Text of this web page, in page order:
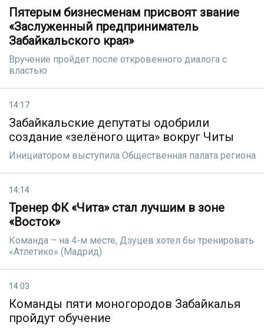
Пятерым бизнесменам присвоят звание
«Заслуженный предприниматель
Забайкальского края»
Вручение пройдет после откровенного диалога с
властью
14:17
Забайкальские депутаты одобрили
создание «зелёного щита» вокруг Читы
Инициатором выступила Общественная палата региона
14:14
Тренер ФК «Чита» стал лучшим в зоне
«Восток»
Команда – на 4-м месте, Дзуцев хотел бы тренировать
«Атлетико» (Мадрид)
14:03
Команды пяти моногородов Забайкалья
пройдут обучение